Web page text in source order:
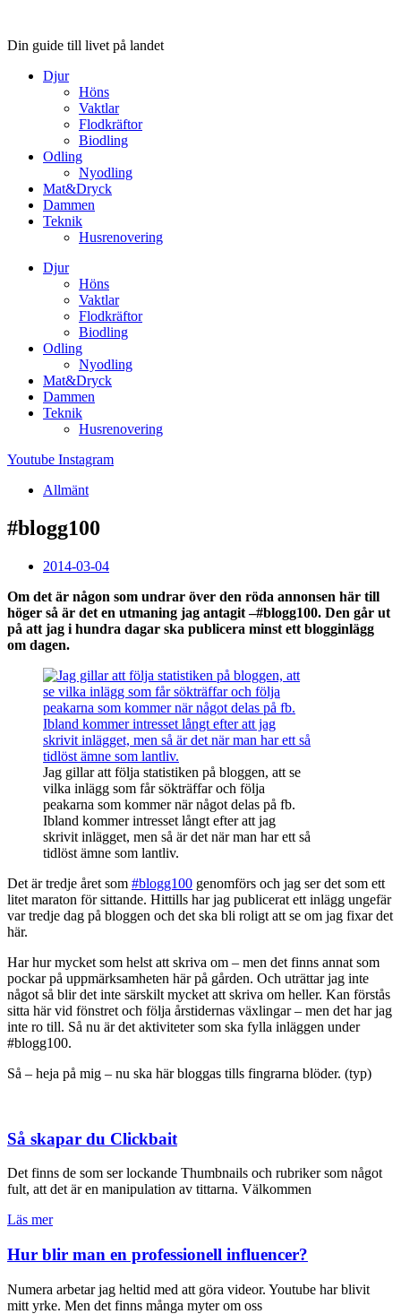
innehåll
Din guide till livet på landet
Djur
Höns
Vaktlar
Flodkräftor
Biodling
Odling
Nyodling
Mat&Dryck
Dammen
Teknik
Husrenovering
Djur
Höns
Vaktlar
Flodkräftor
Biodling
Odling
Nyodling
Mat&Dryck
Dammen
Teknik
Husrenovering
Youtube Instagram
Allmänt
#blogg100
2014-03-04
Om det är någon som undrar över den röda annonsen här till
höger så är det en utmaning jag antagit –#blogg100. Den går ut
på att jag i hundra dagar ska publicera minst ett blogginlägg
om dagen.
Jag gillar att följa statistiken på bloggen, att se
vilka inlägg som får sökträffar och följa
peakarna som kommer när något delas på fb.
Ibland kommer intresset långt efter att jag
skrivit inlägget, men så är det när man har ett så
tidlöst ämne som lantliv.
Det är tredje året som #blogg100 genomförs och jag ser det som ett
litet maraton för sittande. Hittills har jag publicerat ett inlägg ungefär
var tredje dag på bloggen och det ska bli roligt att se om jag fixar det
här.
Har hur mycket som helst att skriva om – men det finns annat som
pockar på uppmärksamheten här på gården. Och uträttar jag inte
något så blir det inte särskilt mycket att skriva om heller. Kan förstås
sitta här vid fönstret och följa årstidernas växlingar – men det har jag
inte ro till. Så nu är det aktiviteter som ska fylla inläggen under
#blogg100.
Så – heja på mig – nu ska här bloggas tills fingrarna blöder. (typ)
Så skapar du Clickbait
Det finns de som ser lockande Thumbnails och rubriker som något
fult, att det är en manipulation av tittarna. Välkommen
Läs mer
Hur blir man en professionell influencer?
Numera arbetar jag heltid med att göra videor. Youtube har blivit
mitt yrke. Men det finns många myter om oss